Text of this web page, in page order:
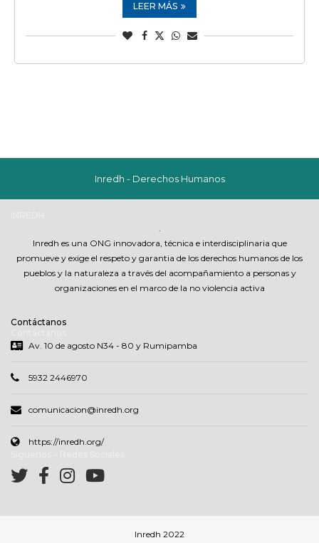
LEER MÁS
Inredh - Derechos Humanos
.
Inredh es una ONG innovadora, técnica e interdisciplinaria que
promueve y exige el respeto y garantia de los derechos humanos de los
pueblos y la naturaleza a través del acompañamiento a personas y
organizaciones en el marco de la no violencia activa
Contáctanos
Av. 10 de agosto N34 - 80 y Rumipamba
5932 2446970
comunicacion@inredh.org
https://inredh.org/
Inredh 2022